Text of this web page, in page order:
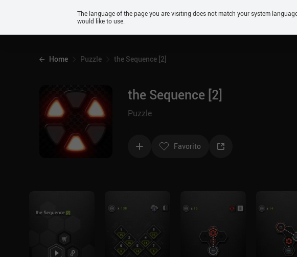
Android
Home Puzzle the Sequence [2]
the Sequence [2]
Puzzle
Favorito
The language of the page you are visiting does not match your system
would like to use.